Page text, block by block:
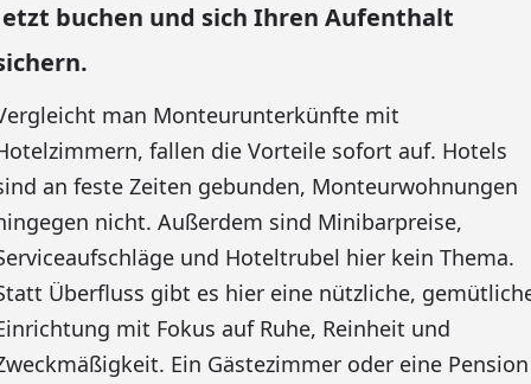
buchen und sich Ihren Aufenthalt
man Monteurunterkünfte mit
fallen die Vorteile sofort auf. Hotels
an feste Zeiten gebunden, Monteurwohnungen
nicht. Außerdem sind Minibarpreise,
und Hoteltrubel hier kein Thema.
Überfluss gibt es hier eine nützliche,
mit Fokus auf Ruhe, Reinheit und
Ein Gästezimmer oder eine Pension